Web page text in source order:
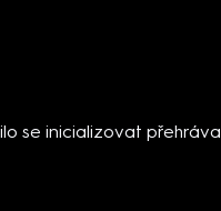
se inicializovat